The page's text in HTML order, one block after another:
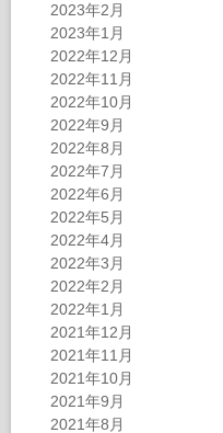
2023年2月
2023年1月
2022年12月
2022年11月
2022年10月
2022年9月
2022年8月
2022年7月
2022年6月
2022年5月
2022年4月
2022年3月
2022年2月
2022年1月
2021年12月
2021年11月
2021年10月
2021年9月
2021年8月